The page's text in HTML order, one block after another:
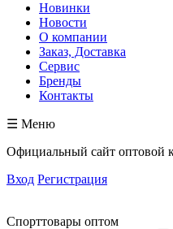
Новинки
Новости
О компании
Заказ, Доставка
Сервис
Бренды
Контакты
☰ Меню
Официальный сайт оптовой
Вход Регистрация
Спорттовары оптом